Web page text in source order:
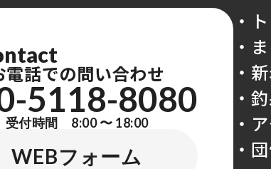
電話での問い合わせ
5118-8080
受付時間 8:00 〜 18:00
WEBフォーム
・
・
・
・
・
・